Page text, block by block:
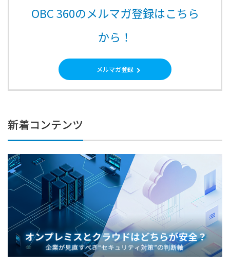
OBC 360のメルマガ登録はこちら
から！
メルマガ登録
新着コンテンツ